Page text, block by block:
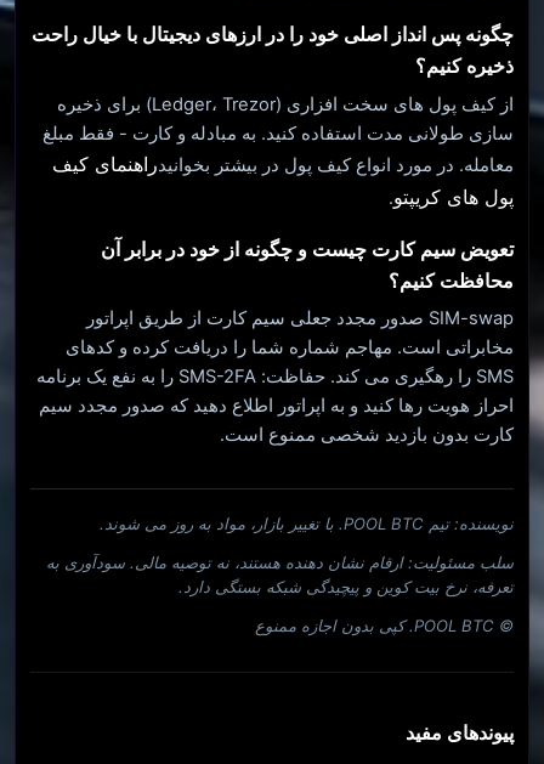
چگونه پس انداز اصلی خود را در ارزهای دیجیتال با خیال راحت
ذخیره کنیم؟
از کیف پول های سخت افزاری (Ledger، Trezor) برای ذخیره
سازی طولانی مدت استفاده کنید. به مبادله و کارت - فقط مبلغ
معامله. در مورد انواع کیف پول در بیشتر بخوانیدراهنمای کیف
پول های کریپتو.
تعویض سیم کارت چیست و چگونه از خود در برابر آن
محافظت کنیم؟
SIM-swap صدور مجدد جعلی سیم کارت از طریق اپراتور
مخابراتی است. مهاجم شماره شما را دریافت کرده و کدهای
SMS را رهگیری می کند. حفاظت: SMS-2FA را به نفع یک برنامه
احراز هویت رها کنید و به اپراتور اطلاع دهید که صدور مجدد سیم
کارت بدون بازدید شخصی ممنوع است.
نویسنده: تیم POOL BTC. با تغییر بازار، مواد به روز می شوند.
سلب مسئولیت: ارقام نشان دهنده هستند، نه توصیه مالی. سودآوری به
تعرفه، نرخ بیت کوین و پیچیدگی شبکه بستگی دارد.
© POOL BTC. کپی بدون اجازه ممنوع
پیوندهای مفید